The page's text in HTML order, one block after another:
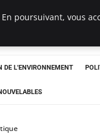
DE L'ENVIRONNEMENT
poursuivant, vous